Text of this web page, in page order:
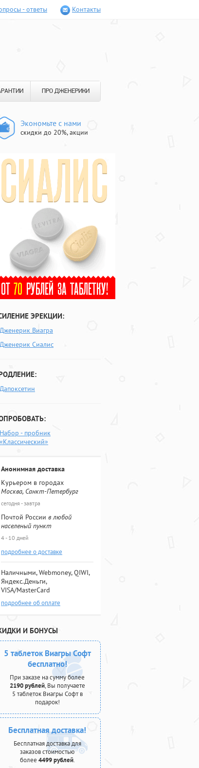
- ответы Контакты
ПРО ДЖЕНЕРИКИ
Экономьте с нами
скидки до 20%, акции
ЭРЕКЦИИ:
Дженерик Виагра
Дженерик Сиалис
Дапоксетин
Набор - пробник
«Классический»
Анонимная доставка
Курьером в городах
Москва, Санкт-Петербург
сегодня - завтра
Почтой России в любой
населеный пункт
4 - 10 дней
подробнее о доставке
Наличными, Webmoney, QIWI,
Яндекс.Деньги,
VISA/MasterCard
подробнее об оплате
И БОНУСЫ
5 таблеток Виагры Софт
бесплатно!
При заказе на сумму более
2190 рублей, Вы получаете
5 таблеток Виагры Софт в
подарок!
Бесплатная доставка!
Бесплатная доставка для
заказов стоимостью
более 4499 рублей.